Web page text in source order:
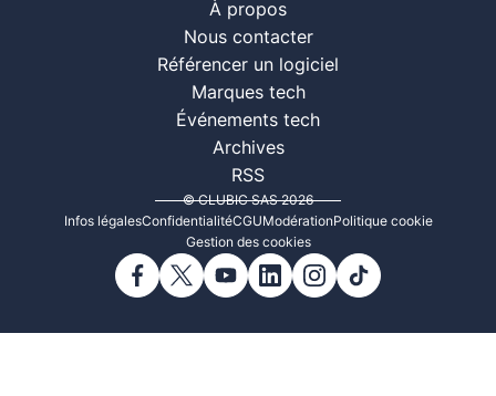
À propos
Nous contacter
Référencer un logiciel
Marques tech
Événements tech
Archives
RSS
© CLUBIC SAS 2026
Infos légalesConfidentialitéCGUModérationPolitique cookie
Gestion des cookies